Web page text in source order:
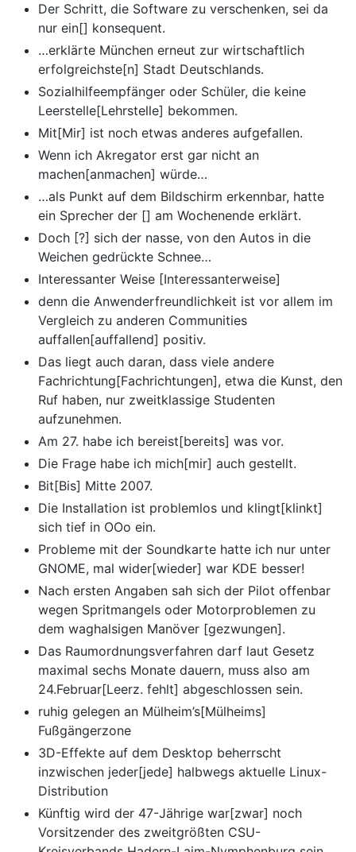
Der Schritt, die Software zu verschenken, sei da
nur ein[] konsequent.
…erklärte München erneut zur wirtschaftlich
erfolgreichste[n] Stadt Deutschlands.
Sozialhilfeempfänger oder Schüler, die keine
Leerstelle[Lehrstelle] bekommen.
Mit[Mir] ist noch etwas anderes aufgefallen.
Wenn ich Akregator erst gar nicht an
machen[anmachen] würde…
…als Punkt auf dem Bildschirm erkennbar, hatte
ein Sprecher der [] am Wochenende erklärt.
Doch [?] sich der nasse, von den Autos in die
Weichen gedrückte Schnee…
Interessanter Weise [Interessanterweise]
denn die Anwenderfreundlichkeit ist vor allem im
Vergleich zu anderen Communities
auffallen[auffallend] positiv.
Das liegt auch daran, dass viele andere
Fachrichtung[Fachrichtungen], etwa die Kunst, den
Ruf haben, nur zweitklassige Studenten
aufzunehmen.
Am 27. habe ich bereist[bereits] was vor.
Die Frage habe ich mich[mir] auch gestellt.
Bit[Bis] Mitte 2007.
Die Installation ist problemlos und klingt[klinkt]
sich tief in OOo ein.
Probleme mit der Soundkarte hatte ich nur unter
GNOME, mal wider[wieder] war KDE besser!
Nach ersten Angaben sah sich der Pilot offenbar
wegen Spritmangels oder Motorproblemen zu
dem waghalsigen Manöver [gezwungen].
Das Raumordnungsverfahren darf laut Gesetz
maximal sechs Monate dauern, muss also am
24.Februar[Leerz. fehlt] abgeschlossen sein.
ruhig gelegen an Mülheim’s[Mülheims]
Fußgängerzone
3D-Effekte auf dem Desktop beherrscht
inzwischen jeder[jede] halbwegs aktuelle Linux-
Distribution
Künftig wird der 47-Jährige war[zwar] noch
Vorsitzender des zweitgrößten CSU-